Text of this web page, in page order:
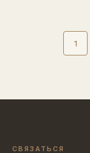
1
СВЯЗАТЬСЯ